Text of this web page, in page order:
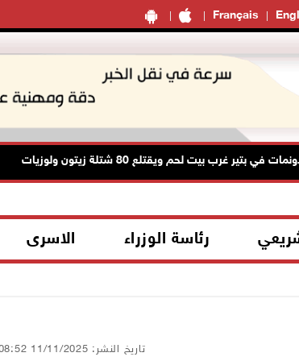
Français
رئاسة الوزراء الاسرى
تاريخ النشر: 11/11/2025 08:52 م